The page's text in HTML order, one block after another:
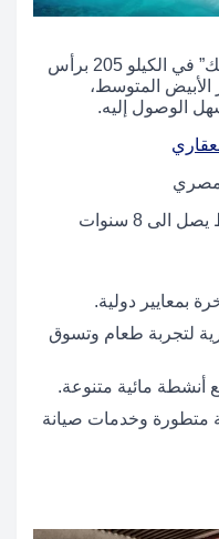
الموقع: يقع مشروع “أوجامي سوديك” في الكيلو 205 برأس
الأبيض المتوسط،
الوصول إليه.
بمعايير دولية.
لتجربة طعام وتسوق
مائية متنوعة.
بنية تحتية متطورة وخدمات صيانة